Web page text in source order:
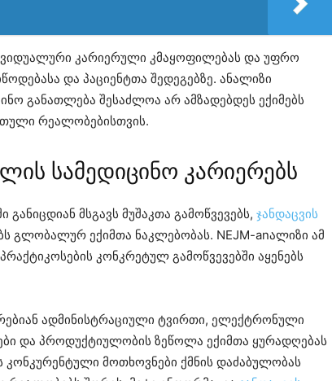
კარიერული კმაყოფილებას და უფრო
და პაციენტთა შედეგებზე. ანალიზი
განათლება შესაძლოა არ ამზადებდეს ექიმებს
რეალობებისთვის.
სამედიცინო კარიერებს
მსგავს მუშაკთა გამოწვევებს, ჯანდაცვის
გლობალურ ექიმთა ნაკლებობას. NEJM-anალიზი ამ
კონკრეტულ გამოწვევებში აყენებს
ადმინისტრაციული ტვირთი, ელექტრონული
და პროდუქტიულობის ზეწოლა ექიმთა ყურადღებას
მოთხოვნები ქმნის დაძაბულობას